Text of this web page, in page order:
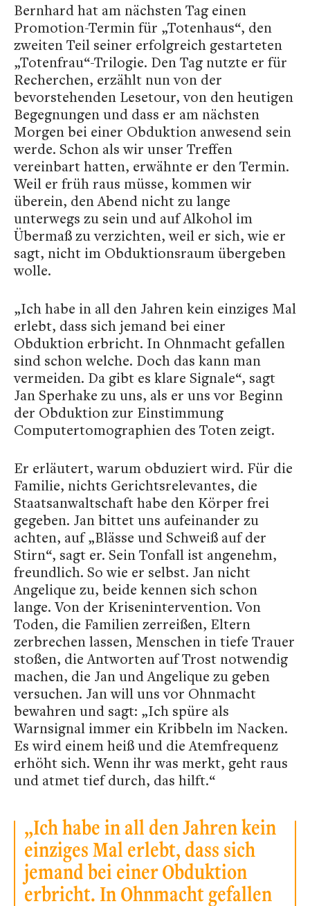
Bernhard hat am nächsten Tag einen
Promotion-Termin für „Totenhaus“, den
zweiten Teil seiner erfolgreich gestarteten
„Totenfrau“-Trilogie. Den Tag nutzte er für
Recherchen, erzählt nun von der
bevorstehenden Lesetour, von den heutigen
Begegnungen und dass er am nächsten
Morgen bei einer Obduktion anwesend sein
werde. Schon als wir unser Treffen
vereinbart hatten, erwähnte er den Termin.
Weil er früh raus müsse, kommen wir
überein, den Abend nicht zu lange
unterwegs zu sein und auf Alkohol im
Übermaß zu verzichten, weil er sich, wie er
sagt, nicht im Obduktionsraum übergeben
wolle.
„Ich habe in all den Jahren kein einziges Mal
erlebt, dass sich jemand bei einer
Obduktion erbricht. In Ohnmacht gefallen
sind schon welche. Doch das kann man
vermeiden. Da gibt es klare Signale“, sagt
Jan Sperhake zu uns, als er uns vor Beginn
der Obduktion zur Einstimmung
Computertomographien des Toten zeigt.
Er erläutert, warum obduziert wird. Für die
Familie, nichts Gerichtsrelevantes, die
Staatsanwaltschaft habe den Körper frei
gegeben. Jan bittet uns aufeinander zu
achten, auf „Blässe und Schweiß auf der
Stirn“, sagt er. Sein Tonfall ist angenehm,
freundlich. So wie er selbst. Jan nicht
Angelique zu, beide kennen sich schon
lange. Von der Krisenintervention. Von
Toden, die Familien zerreißen, Eltern
zerbrechen lassen, Menschen in tiefe Trauer
stoßen, die Antworten auf Trost notwendig
machen, die Jan und Angelique zu geben
versuchen. Jan will uns vor Ohnmacht
bewahren und sagt: „Ich spüre als
Warnsignal immer ein Kribbeln im Nacken.
Es wird einem heiß und die Atemfrequenz
erhöht sich. Wenn ihr was merkt, geht raus
und atmet tief durch, das hilft.“
„Ich habe in all den Jahren kein
einziges Mal erlebt, dass sich
jemand bei einer Obduktion
erbricht. In Ohnmacht gefallen